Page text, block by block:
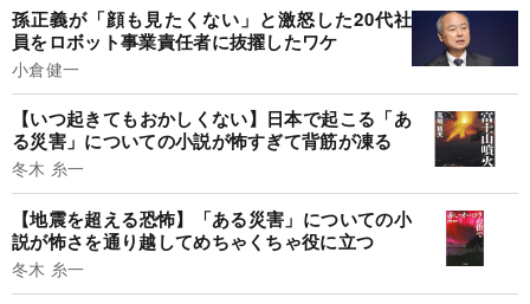
孫正義が「顔も見たくない」と激怒した20代社
員をロボット事業責任者に抜擢したワケ
小倉健一
【いつ起きてもおかしくない】日本で起こる「あ
る災害」についての小説が怖すぎて背筋が凍る
冬木 糸一
【地震を超える恐怖】「ある災害」についての小
説が怖さを通り越してめちゃくちゃ役に立つ
冬木 糸一